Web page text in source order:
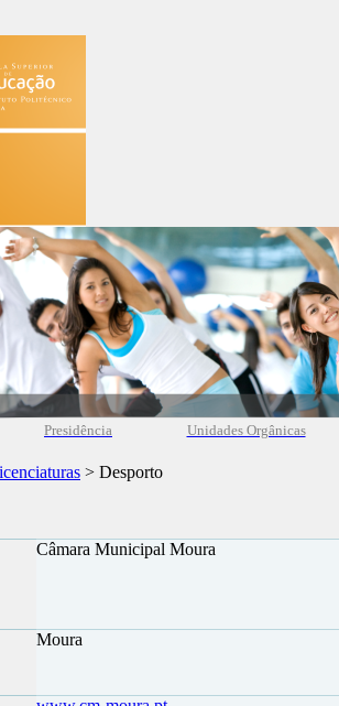
Presidência Unidades Orgânicas
> Desporto
Câmara Municipal Moura
Moura